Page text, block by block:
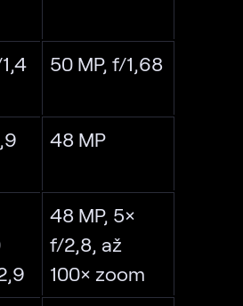
50 MP, f/1,68
48 MP
48 MP, 5×
f/2,8, až
100× zoom